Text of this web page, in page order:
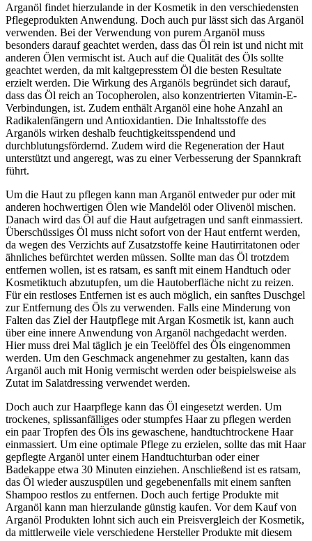
Arganöl findet hierzulande in der Kosmetik in den verschiedensten
Pflegeprodukten Anwendung. Doch auch pur lässt sich das Arganöl
verwenden. Bei der Verwendung von purem Arganöl muss
besonders darauf geachtet werden, dass das Öl rein ist und nicht mit
anderen Ölen vermischt ist. Auch auf die Qualität des Öls sollte
geachtet werden, da mit kaltgepresstem Öl die besten Resultate
erzielt werden. Die Wirkung des Arganöls begründet sich darauf,
dass das Öl reich an Tocopherolen, also konzentrierten Vitamin-E-
Verbindungen, ist. Zudem enthält Arganöl eine hohe Anzahl an
Radikalenfängern und Antioxidantien. Die Inhaltsstoffe des
Arganöls wirken deshalb feuchtigkeitsspendend und
durchblutungsfördernd. Zudem wird die Regeneration der Haut
unterstützt und angeregt, was zu einer Verbesserung der Spannkraft
führt.
Um die Haut zu pflegen kann man Arganöl entweder pur oder mit
anderen hochwertigen Ölen wie Mandelöl oder Olivenöl mischen.
Danach wird das Öl auf die Haut aufgetragen und sanft einmassiert.
Überschüssiges Öl muss nicht sofort von der Haut entfernt werden,
da wegen des Verzichts auf Zusatzstoffe keine Hautirritatonen oder
ähnliches befürchtet werden müssen. Sollte man das Öl trotzdem
entfernen wollen, ist es ratsam, es sanft mit einem Handtuch oder
Kosmetiktuch abzutupfen, um die Hautoberfläche nicht zu reizen.
Für ein restloses Entfernen ist es auch möglich, ein sanftes Duschgel
zur Entfernung des Öls zu verwenden. Falls eine Minderung von
Falten das Ziel der Hautpflege mit Argan Kosmetik ist, kann auch
über eine innere Anwendung von Arganöl nachgedacht werden.
Hier muss drei Mal täglich je ein Teelöffel des Öls eingenommen
werden. Um den Geschmack angenehmer zu gestalten, kann das
Arganöl auch mit Honig vermischt werden oder beispielsweise als
Zutat im Salatdressing verwendet werden.
Doch auch zur Haarpflege kann das Öl eingesetzt werden. Um
trockenes, splissanfälliges oder stumpfes Haar zu pflegen werden
ein paar Tropfen des Öls ins gewaschene, handtuchtrockene Haar
einmassiert. Um eine optimale Pflege zu erzielen, sollte das mit Haar
gepflegte Arganöl unter einem Handtuchturban oder einer
Badekappe etwa 30 Minuten einziehen. Anschließend ist es ratsam,
das Öl wieder auszuspülen und gegebenenfalls mit einem sanften
Shampoo restlos zu entfernen. Doch auch fertige Produkte mit
Arganöl kann man hierzulande günstig kaufen. Vor dem Kauf von
Arganöl Produkten lohnt sich auch ein Preisvergleich der Kosmetik,
da mittlerweile viele verschiedene Hersteller Produkte mit diesem